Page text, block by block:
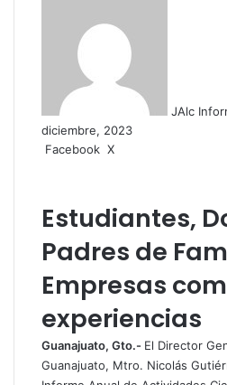
JAlc
diciembre, 2023
Facebook X
s
A
p
p
a
r
t
p
o
r
Estudiantes,
Padres de
Empresas
experiencias
Guanajuato, Gto.- El Director
Guanajuato, Mtro. Nicolás